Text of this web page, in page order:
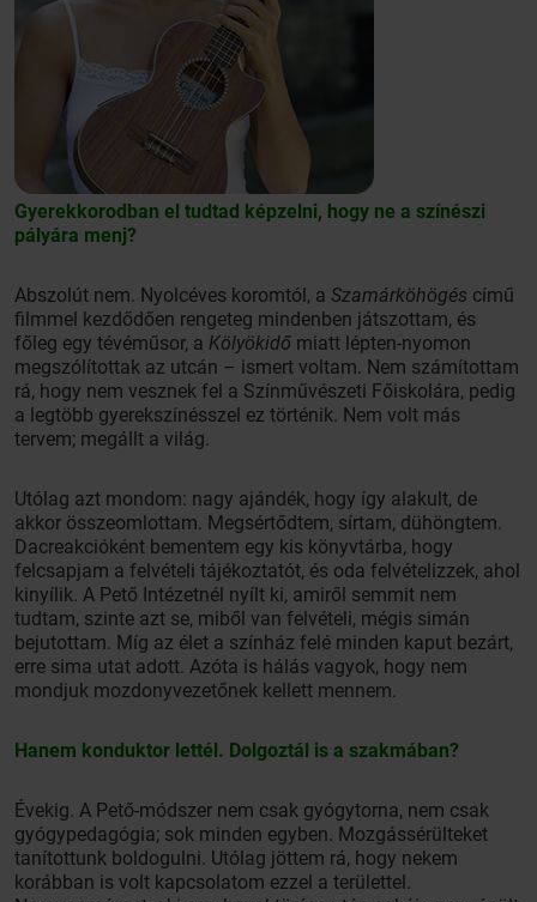
Gyerekkorodban el tudtad képzelni, hogy ne a színészi
pályára menj?
Abszolút nem. Nyolcéves koromtól, a Szamárköhögés című
filmmel kezdődően rengeteg mindenben játszottam, és
főleg egy tévéműsor, a Kölyökidő miatt lépten-nyomon
megszólítottak az utcán – ismert voltam. Nem számítottam
rá, hogy nem vesznek fel a Színművészeti Főiskolára, pedig
a legtöbb gyerekszínésszel ez történik. Nem volt más
tervem; megállt a világ.
Utólag azt mondom: nagy ajándék, hogy így alakult, de
akkor összeomlottam. Megsértődtem, sírtam, dühöngtem.
Dacreakcióként bementem egy kis könyvtárba, hogy
felcsapjam a felvételi tájékoztatót, és oda felvételizzek, ahol
kinyílik. A Pető Intézetnél nyílt ki, amiről semmit nem
tudtam, szinte azt se, miből van felvételi, mégis simán
bejutottam. Míg az élet a színház felé minden kaput bezárt,
erre sima utat adott. Azóta is hálás vagyok, hogy nem
mondjuk mozdonyvezetőnek kellett mennem.
Hanem konduktor lettél. Dolgoztál is a szakmában?
Évekig. A Pető-módszer nem csak gyógytorna, nem csak
gyógypedagógia; sok minden egyben. Mozgássérülteket
tanítottunk boldogulni. Utólag jöttem rá, hogy nekem
korábban is volt kapcsolatom ezzel a területtel.